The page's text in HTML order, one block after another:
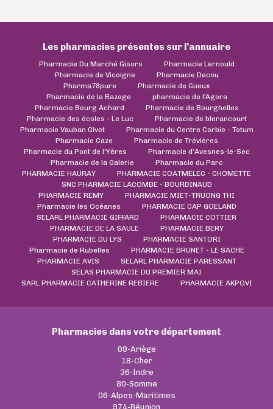
Les pharmacies présentes sur l’annuaire
Pharmacie Du Marché Gisors
Pharmacie Lernould
Pharmacie de Vicoigne
Pharmacie Decou
Pharma78pure
Pharmacie de Gueux
Pharmacie de la Bazoge
pharmacie de l'Agora
Pharmacie Bourg Achard
Pharmacie de Bourghelles
Pharmacie des écoles - Le Luc
Pharmacie de blerancourt
Pharmacie Vauban Givet
Pharmacie du Centre Corbie - Totum
Pharmacie Caze
Pharmacie de Trévières
Pharmacie du Pont de l'Yères
Pharmacie d’Avesnes-le-Sec
Pharmacie de la Galerie
Pharmacie du Parc
PHARMACIE HAURAY
PHARMACIE COATMELEC - CHOMETTE
SNC PHARMACIE LACOMBE - BOURDINAUD
PHARMACIE REMY
PHARMACIE MIET-TRUONG THI
Pharmacie les Océanes
PHARMACIE CAP GOELAND
SELARL PHARMACIE GIFFARD
PHARMACIE COTTIER
PHARMACIE DE LA SAULE
PHARMACIE BERY
PHARMACIE DU LYS
PHARMACIE SANTORI
Pharmacie de Rubelles
PHARMACIE BRUNET - LE SACHE
PHARMACIE AVIS
SELARL PHARMACIE PARESSANT
SELAS PHARMACIE DU PREMIER MAI
SARL PHARMACIE CATHERINE REBIERE
PHARMACIE AKPOVI
Pharmacies dans votre département
09-Ariège
18-Cher
36-Indre
80-Somme
06-Alpes-Maritimes
974-Réunion